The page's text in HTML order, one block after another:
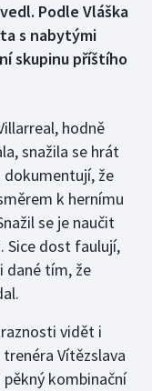
Podle Vláška
s nabytými
skupinu příštího
hodně
snažila se hrát
dokumentují, že
k hernímu
se je naučit
Sice dost faulují,
dané tím, že
vidět i
Vítězslava
kombinační